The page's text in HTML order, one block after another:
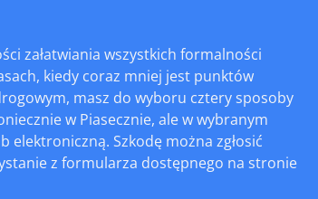
załatwiania wszystkich formalności
kiedy coraz mniej jest punktów
masz do wyboru cztery sposoby
w Piasecznie, ale w wybranym
Szkodę można zgłosić
z formularza dostępnego na stronie